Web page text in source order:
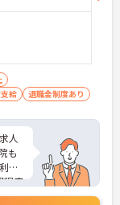
給 退職金制度あり
人
も
厚
程度
お